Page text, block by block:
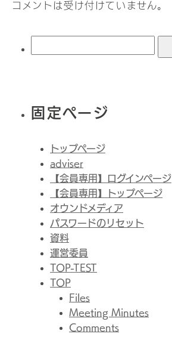
コメントは受け付けていません。
固定ページ
トップページ
adviser
【会員専用】ログインページ
【会員専用】トップページ
オウンドメディア
パスワードのリセット
資料
運営委員
TOP-TEST
TOP
Files
Meeting Minutes
Comments